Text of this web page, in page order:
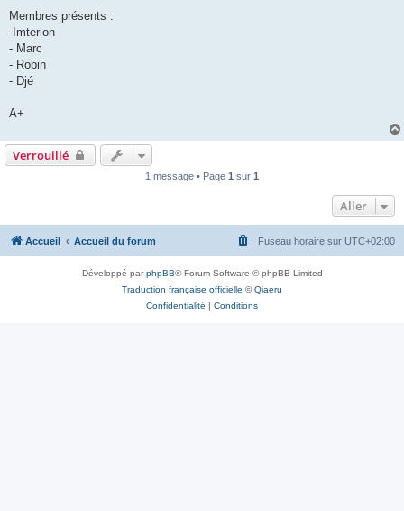
g
Membres présents :
-Imterion
- Marc
- Robin
- Djé
A+
Verrouillé
1 message • Page 1 sur 1
Aller
Accueil Accueil du forum Fuseau horaire sur UTC+02:00
Développé parphpBB® Forum Software © phpBB Limited
Traduction française officielle ©Qiaeru
Confidentialité | Conditions